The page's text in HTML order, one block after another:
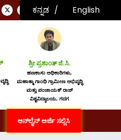
ಕನ್ನಡ
ಕನ್ನಡ English
ಶ್ರೀ ಪ್ರಶಾಂತ್ ಜೆ.ಸಿ.
ಹಣಕಾಸು ಅಧಿಕಾರಿಗಳು,
ಮಹಾತ್ಮಾ ಗಾಂಧಿ ಗ್ರಾಮೀಣ ಅಭಿವೃದ್ಧಿ
ಮತ್ತು ಪಂಚಾಯತ್ ರಾಜ್
ವಿಶ್ವವಿದ್ಯಾಲಯ, ಗದಗ
ಆನ್‌ಲೈನ್‌ ಅರ್ಜಿ ಸಲ್ಲಿಸಿ